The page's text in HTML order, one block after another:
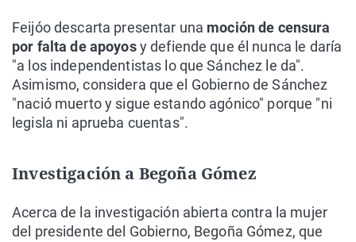
Feijóo descarta presentar una moción de censura
por falta de apoyosy defiende que él nunca le daría
"a los independentistas lo que Sánchez le da".
Asimismo, considera que el Gobierno de Sánchez
"nació muerto y sigue estando agónico" porque "ni
legisla ni aprueba cuentas".
Investigación a Begoña Gómez
Acerca de la investigación abierta contra la mujer
del presidente del Gobierno, Begoña Gómez, que